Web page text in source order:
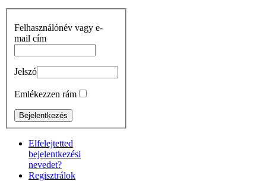
Felhasználónév vagy e-
mail cím
Jelszó
Emlékezzen rám
Elfelejtetted
bejelentkezési
nevedet?
Regisztrálok